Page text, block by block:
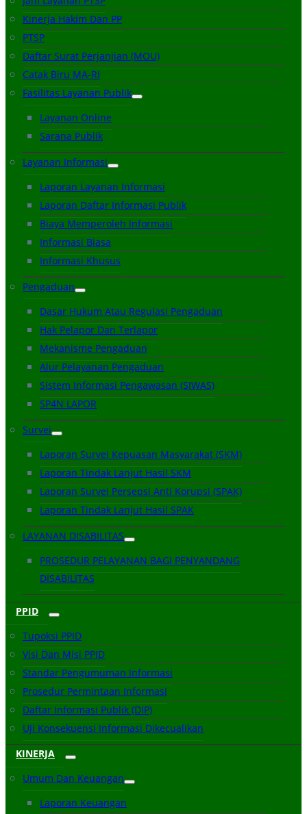
Kinerja Hakim Dan PP
PTSP
Daftar Surat Perjanjian (MOU)
Catak Biru MA-RI
Fasilitas Layanan Publik
Layanan Online
Sarana Publik
Layanan Informasi
Laporan Layanan Informasi
Laporan Daftar Informasi Publik
Biaya Memperoleh Informasi
Informasi Biasa
Informasi Khusus
Pengaduan
Dasar Hukum Atau Regulasi Pengaduan
Hak Pelapor Dan Terlapor
Mekanisme Pengaduan
Alur Pelayanan Pengaduan
Sistem Informasi Pengawasan (SIWAS)
SP4N LAPOR
Survei
Laporan Survei Kepuasan Masyarakat (SKM)
Laporan Tindak Lanjut Hasil SKM
Laporan Survei Persepsi Anti Korupsi (SPAK)
Laporan Tindak Lanjut Hasil SPAK
LAYANAN DISABILITAS
PROSEDUR PELAYANAN BAGI PENYANDANG
DISABILITAS
PPID
Tupoksi PPID
Visi Dan Misi PPID
Standar Pengumuman Informasi
Prosedur Permintaan Informasi
Daftar Informasi Publik (DIP)
Uji Konsekuensi Informasi Dikecualikan
KINERJA
Umum Dan Keuangan
Laporan Keuangan